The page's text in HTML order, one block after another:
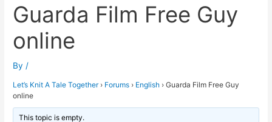
Guarda Film Free Guy
online
By /
Let’s Knit A Tale Together › Forums › English › Guarda Film Free Guy
online
This topic is empty.